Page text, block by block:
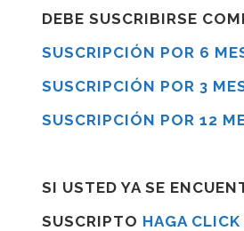
DEBE SUSCRIBIRSE
SUSCRIPCIÓN POR 6
SUSCRIPCIÓN POR 3
SUSCRIPCIÓN POR 12
SI USTED YA SE
SUSCRIPTO HAGA